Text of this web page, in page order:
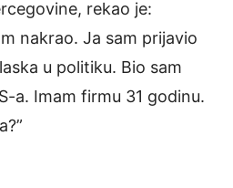
rekao je:
nakrao. Ja sam prijavio
u politiku. Bio sam
a. Imam firmu 31 godinu.